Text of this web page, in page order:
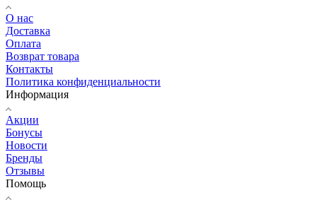
О нас
Доставка
Оплата
Возврат товара
Контакты
Политика конфиденциальности
Информация
Акции
Бонусы
Новости
Бренды
Отзывы
Помощь